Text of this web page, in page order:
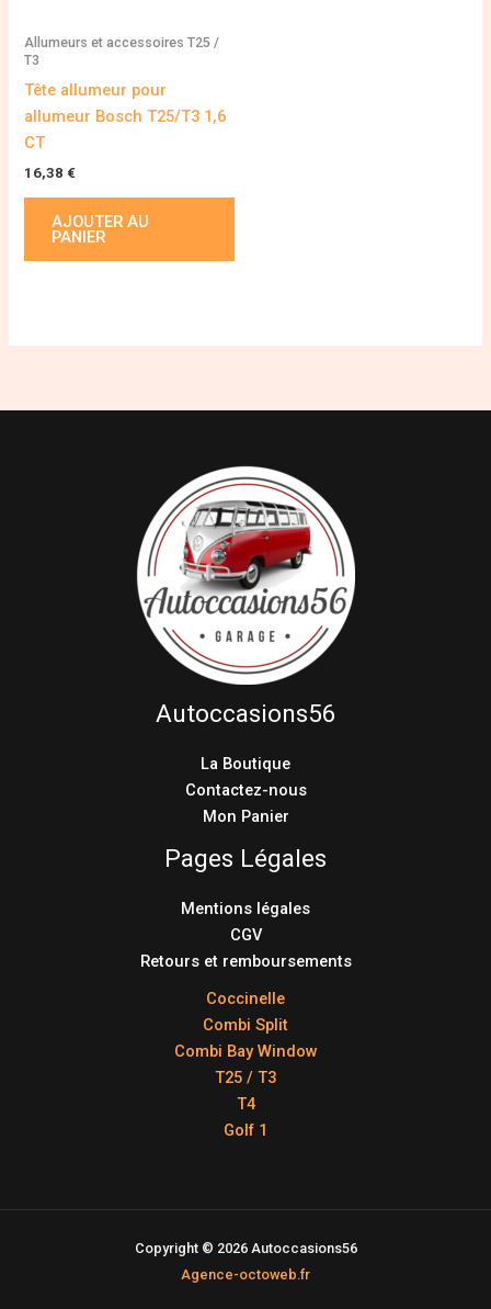
Allumeurs et accessoires T25 /
T3
Tête allumeur pour
allumeur Bosch T25/T3 1,6
CT
16,38 €
AJOUTER AU
PANIER
Autoccasions56
La Boutique
Contactez-nous
Mon Panier
Pages Légales
Mentions légales
CGV
Retours et remboursements
Coccinelle
Combi Split
Combi Bay Window
T25 / T3
T4
Golf 1
Copyright © 2026 Autoccasions56
Agence-octoweb.fr